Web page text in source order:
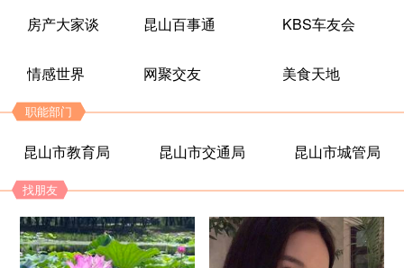
房产大家谈 昆山百事通 KBS车友会
情感世界 网聚交友 美食天地
职能部门
昆山市教育局 昆山市交通局 昆山市城管局
找朋友